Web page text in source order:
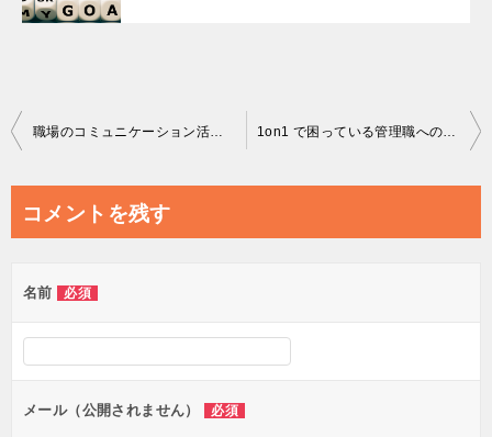
投
ビ
ー
シ
ン
職場のコミュニケーション活性化は『ちょっといいですか？』から 1on1 で困っている管理職への実践的ガイド
コメントを残す
名前 必須
メール（公開されません） 必須